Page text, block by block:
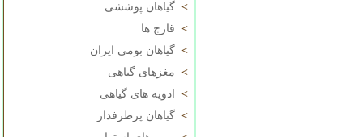
> گیاهان پوششی
> قارچ ها
> گیاهان بومی ایران
> مغزهای گیاهی
>
ادویه های گیاهی
> گیاهان پرطرفدار